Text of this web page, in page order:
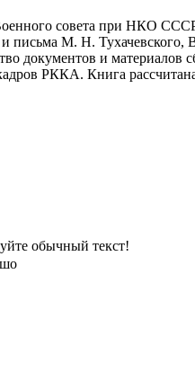
совета при НКО
письма М. Н.
документов и
РККА. Книга
обычный текст!